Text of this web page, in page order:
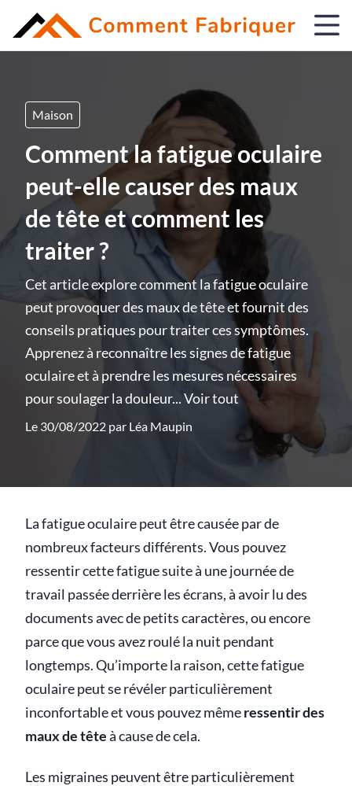
Maison
Comment la fatigue oculaire
peut-elle causer des maux
de tête et comment les
traiter ?
Cet article explore comment la fatigue oculaire
peut provoquer des maux de tête et fournit des
conseils pratiques pour traiter ces symptômes.
Apprenez à reconnaître les signes de fatigue
oculaire et à prendre les mesures nécessaires
pour soulager la douleur...Voir tout
Le 30/08/2022 par Léa Maupin
La fatigue oculaire peut être causée par de
nombreux facteurs différents. Vous pouvez
ressentir cette fatigue suite à une journée de
travail passée derrière les écrans, à avoir lu des
documents avec de petits caractères, ou encore
parce que vous avez roulé la nuit pendant
longtemps. Qu’importe la raison, cette fatigue
oculaire peut se révéler particulièrement
inconfortable et vous pouvez mêmeressentir des
maux de têteà cause de cela.
Les migraines peuvent être particulièrement